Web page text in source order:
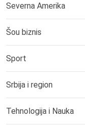
Severna Amerika
Šou biznis
Sport
Srbija i region
Tehnologija i Nauka